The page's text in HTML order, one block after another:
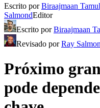
Escrito porBiraajmaan
SalmondEditor
Escrito porBiraajmaan
Revisado porRay
Próximo
pode